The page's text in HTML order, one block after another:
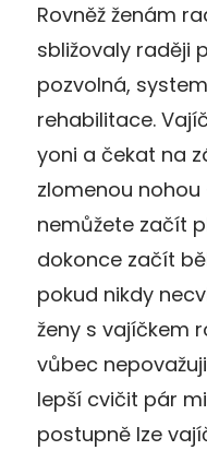
Rovněž ženám
sbližovaly raději
pozvolná,
rehabilitace.
yoni a čekat na
zlomenou
nemůžete začít
dokonce začít
pokud nikdy
ženy s vajíčkem
vůbec
lepší cvičit pár
postupně lze